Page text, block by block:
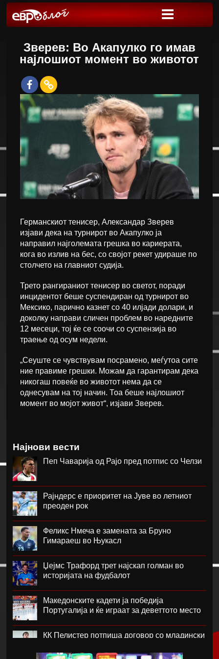
Зверев: Во Акапулко го имав
најлошиот момент во животот
Германскиот тенисер, Александар Зверев
изјави дека на турнирот во Акапулко ја
направил најголемата грешка во кариерата,
кога во излив на бес, со својот рекет удираше по
столчето на главниот судија.
Трето рангираниот тенисер во светот, поради
инцидентот беше суспендиран од турнирот во
Мексико, парично казнет со 40 илјади долари, и
доколку направи сличен проблем во наредните
12 месеци, тој ќе се соочи со суспензија во
траење од осум недели.
„Сеуште се чувствувам посрамено, меѓутоа сите
ние правиме грешки. Можам да гарантирам дека
никогаш повеќе во животот нема да се
однесувам на тој начин. Тоа беше најлошиот
момент во мојот живот“, изјави Зверев.
Најнови вести
Пеп Чаварија од Рајо пред потпис со Челзи
Рајндерс е приоритет на Јуве во летниот
преоден рок
Феликс Нмеча е замената за Бруно
Гимараеш во Њукасл
Џејмс Трафорд трет најскап голман во
историјата на фудбалот
Македонските кадети ја победија
Португалија и ќе играат за деветтото место
КК Пелистер потпиша договор со младински